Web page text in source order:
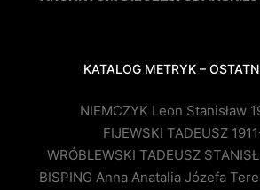
KATALOG METRYK –
NIEMCZYK Leon Stanisław
FIJEWSKI TADEUSZ
WRÓBLEWSKI TADEUSZ
BISPING Anna Anatalia Józefa